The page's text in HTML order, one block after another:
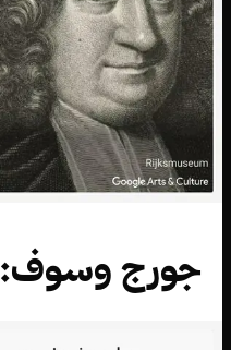
جورج وسوف: